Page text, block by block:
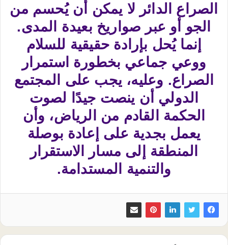
الصراع الدائر لا يمكن أن يُحسم من
الجو أو عبر صواريخ بعيدة المدى.
إنما يُحل بإرادة حقيقية للسلام
ووعي جماعي بخطورة استمرار
الصراع. وعليه، يجب على المجتمع
الدولي أن ينصت جيدًا لصوت
الحكمة القادم من الرياض، وأن
يعمل بجدية على إعادة بوصلة
المنطقة إلى مسار الاستقرار
والتنمية المستدامة.